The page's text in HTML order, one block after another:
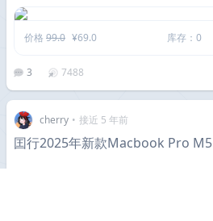
价格 99.0 ¥69.0 库存：0
3 7488
cherry • 接近 5 年前
囯行2025年新款Macbook Pro M5